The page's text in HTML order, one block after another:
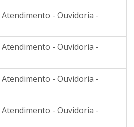
- Ouvidoria -
- Ouvidoria -
- Ouvidoria -
- Ouvidoria -